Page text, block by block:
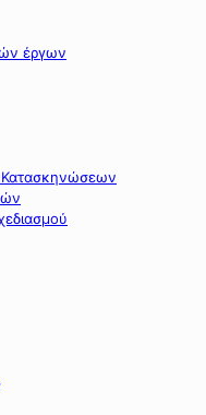
έργων
Κατασκηνώσεων